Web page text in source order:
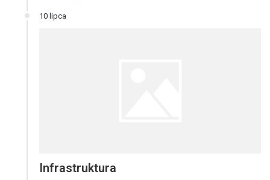
10 lipca
Infrastruktura